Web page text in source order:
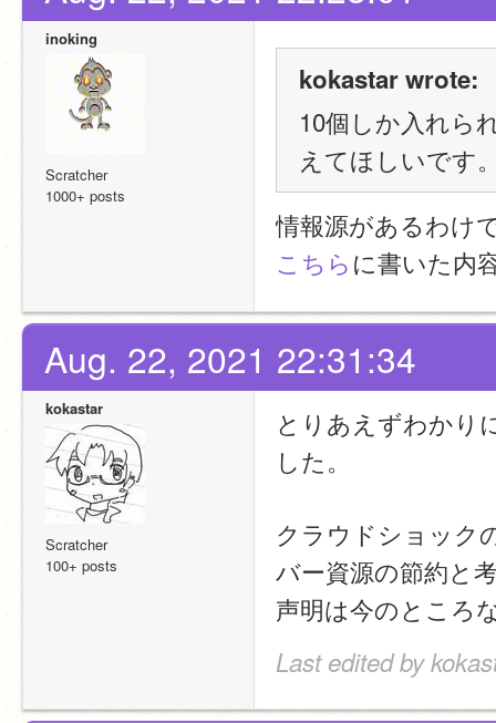
inoking
Scratcher
1000+ posts
kokastar wrote:
10個しか入れら
えてほしいです
情報源があるわけ
こちらに書いた内
Aug. 22, 2021 22:31:34
kokastar
Scratcher
100+ posts
とりあえずわかり
した。
クラウドショック
バー資源の節約と
声明は今のところ
Last edited by